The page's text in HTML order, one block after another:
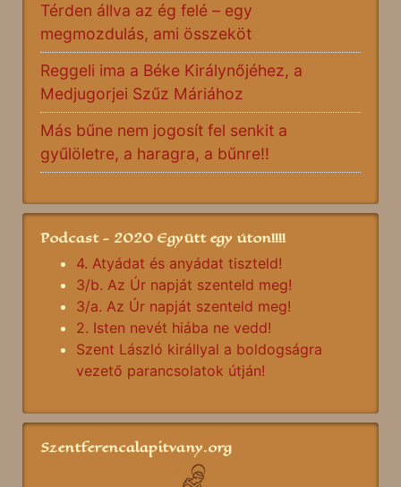
Térden állva az ég felé – egy
megmozdulás, ami összeköt
Reggeli ima a Béke Királynőjéhez, a
Medjugorjei Szűz Máriához
Más bűne nem jogosít fel senkit a
gyűlöletre, a haragra, a bűnre!!
Podcast - 2020 Együtt egy úton!!!!
4. Atyádat és anyádat tiszteld!
3/b. Az Úr napját szenteld meg!
3/a. Az Úr napját szenteld meg!
2. Isten nevét hiába ne vedd!
Szent László királlyal a boldogságra
vezető parancsolatok útján!
Szentferencalapitvany.org